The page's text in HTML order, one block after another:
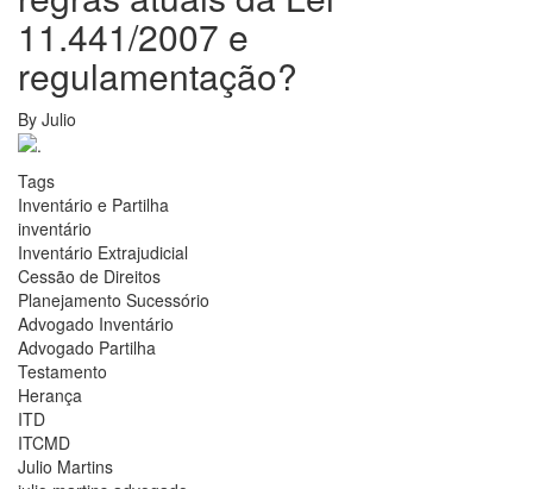
11.441/2007 e
regulamentação?
By Julio
Tags
Inventário e Partilha
inventário
Inventário Extrajudicial
Cessão de Direitos
Planejamento Sucessório
Advogado Inventário
Advogado Partilha
Testamento
Herança
ITD
ITCMD
Julio Martins